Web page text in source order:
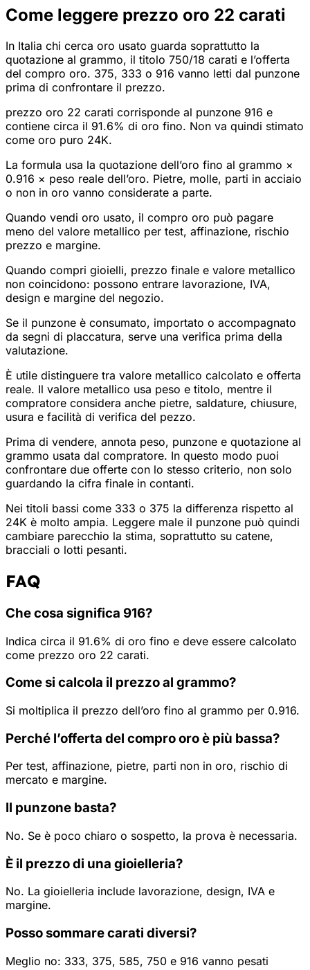
Come leggere prezzo oro 22 carati
In Italia chi cerca oro usato guarda soprattutto la
quotazione al grammo, il titolo 750/18 carati e l’offerta
del compro oro. 375, 333 o 916 vanno letti dal punzone
prima di confrontare il prezzo.
prezzo oro 22 carati corrisponde al punzone 916 e
contiene circa il 91.6% di oro fino. Non va quindi stimato
come oro puro 24K.
La formula usa la quotazione dell’oro fino al grammo ×
0.916 × peso reale dell’oro. Pietre, molle, parti in acciaio
o non in oro vanno considerate a parte.
Quando vendi oro usato, il compro oro può pagare
meno del valore metallico per test, affinazione, rischio
prezzo e margine.
Quando compri gioielli, prezzo finale e valore metallico
non coincidono: possono entrare lavorazione, IVA,
design e margine del negozio.
Se il punzone è consumato, importato o accompagnato
da segni di placcatura, serve una verifica prima della
valutazione.
È utile distinguere tra valore metallico calcolato e offerta
reale. Il valore metallico usa peso e titolo, mentre il
compratore considera anche pietre, saldature, chiusure,
usura e facilità di verifica del pezzo.
Prima di vendere, annota peso, punzone e quotazione al
grammo usata dal compratore. In questo modo puoi
confrontare due offerte con lo stesso criterio, non solo
guardando la cifra finale in contanti.
Nei titoli bassi come 333 o 375 la differenza rispetto al
24K è molto ampia. Leggere male il punzone può quindi
cambiare parecchio la stima, soprattutto su catene,
bracciali o lotti pesanti.
FAQ
Che cosa significa 916?
Indica circa il 91.6% di oro fino e deve essere calcolato
come prezzo oro 22 carati.
Come si calcola il prezzo al grammo?
Si moltiplica il prezzo dell’oro fino al grammo per 0.916.
Perché l’offerta del compro oro è più bassa?
Per test, affinazione, pietre, parti non in oro, rischio di
mercato e margine.
Il punzone basta?
No. Se è poco chiaro o sospetto, la prova è necessaria.
È il prezzo di una gioielleria?
No. La gioielleria include lavorazione, design, IVA e
margine.
Posso sommare carati diversi?
Meglio no: 333, 375, 585, 750 e 916 vanno pesati